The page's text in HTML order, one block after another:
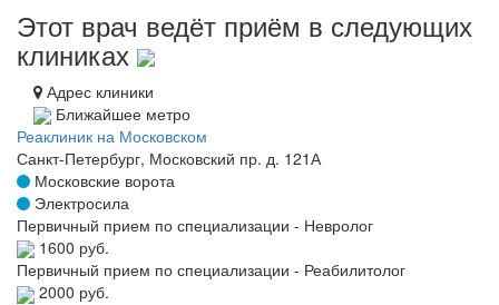
Этот врач ведёт приём в следующих
клиниках
Адрес клиники
Ближайшее метро
Реаклиник на Московском
Санкт-Петербург, Московский пр. д. 121А
Московские ворота
Электросила
Первичный прием по специализации - Невролог
1600 руб.
Первичный прием по специализации - Реабилитолог
2000 руб.